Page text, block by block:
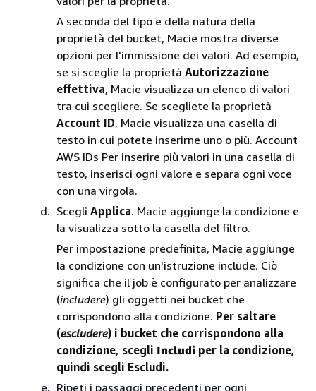
A seconda del tipo e della natura della
proprietà del bucket, Macie mostra diverse
opzioni per l'immissione dei valori. Ad esempio,
se si sceglie la proprietà Autorizzazione
effettiva, Macie visualizza un elenco di valori
tra cui scegliere. Se scegliete la proprietà
Account ID, Macie visualizza una casella di
testo in cui potete inserirne uno o più. Account
AWS IDs Per inserire più valori in una casella di
testo, inserisci ogni valore e separa ogni voce
con una virgola.
Scegli Applica. Macie aggiunge la condizione e
la visualizza sotto la casella del filtro.
Per impostazione predefinita, Macie aggiunge
la condizione con un'istruzione include. Ciò
significa che il job è configurato per analizzare
(includere) gli oggetti nei bucket che
corrispondono alla condizione. Per saltare
(escludere) i bucket che corrispondono alla
condizione, scegli Includi per la condizione,
quindi scegli Escludi.
Ripeti i passaggi precedenti per ogni